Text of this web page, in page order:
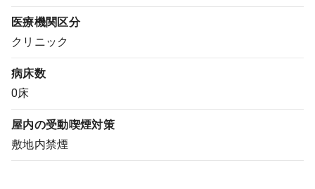
クリニック開業
DtoDとは
お問合せ
採用をお考えの医療機関の方
医療機関区分
クリニック
病床数
0床
屋内の受動喫煙対策
敷地内禁煙